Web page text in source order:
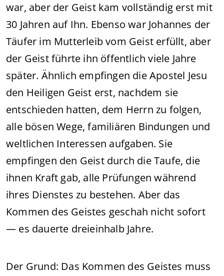
war, aber der Geist kam vollständig erst mit
30 Jahren auf Ihn. Ebenso war Johannes der
Täufer im Mutterleib vom Geist erfüllt, aber
der Geist führte ihn öffentlich viele Jahre
später. Ähnlich empfingen die Apostel Jesu
den Heiligen Geist erst, nachdem sie
entschieden hatten, dem Herrn zu folgen,
alle bösen Wege, familiären Bindungen und
weltlichen Interessen aufgaben. Sie
empfingen den Geist durch die Taufe, die
ihnen Kraft gab, alle Prüfungen während
ihres Dienstes zu bestehen. Aber das
Kommen des Geistes geschah nicht sofort
— es dauerte dreieinhalb Jahre.
Der Grund: Das Kommen des Geistes muss